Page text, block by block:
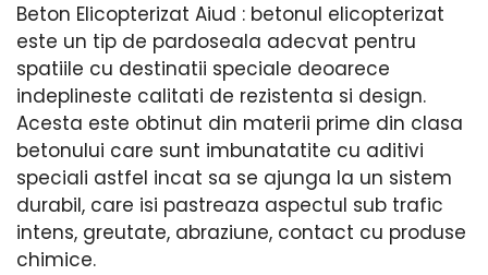
Beton Elicopterizat Aiud : betonul elicopterizat
este un tip de pardoseala adecvat pentru
spatiile cu destinatii speciale deoarece
indeplineste calitati de rezistenta si design.
Acesta este obtinut din materii prime din clasa
betonului care sunt imbunatatite cu aditivi
speciali astfel incat sa se ajunga la un sistem
durabil, care isi pastreaza aspectul sub trafic
intens, greutate, abraziune, contact cu produse
chimice.